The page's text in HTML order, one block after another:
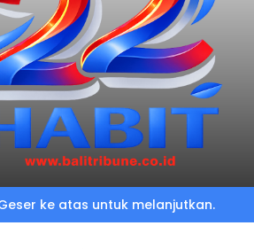
ke atas untuk melanjutkan.